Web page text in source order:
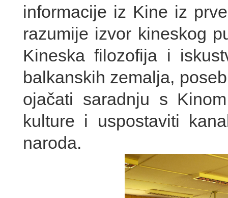
informacije iz Kine iz
razumije izvor kineskog
Kineska filozofija i
balkanskih zemalja,
ojačati saradnju s
kulture i uspostaviti
naroda.